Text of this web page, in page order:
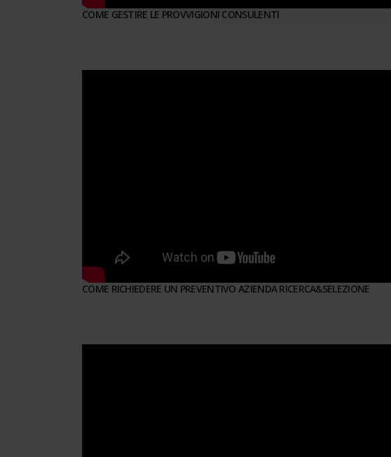
COME GESTIRE LE PROVVIGIONI CONSULENTI
COME RICHIEDERE UN PREVENTIVO AZIENDA RICERCA&SELEZIONE